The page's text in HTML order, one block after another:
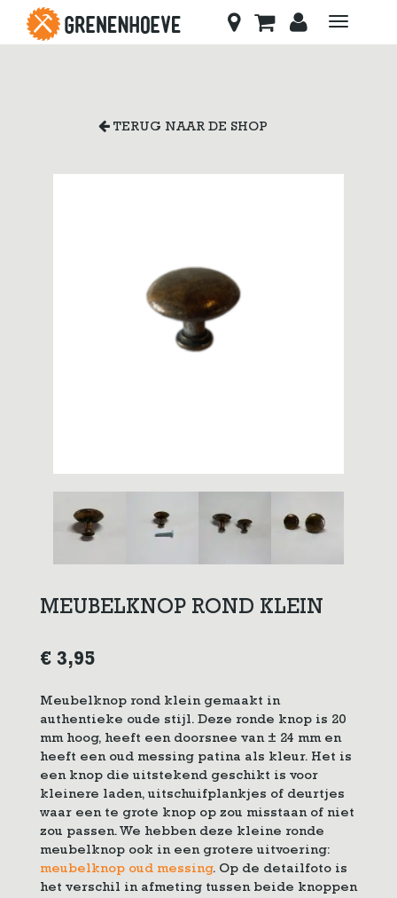
Toggle
TERUG NAAR DE SHOP
MEUBELKNOP ROND KLEIN
€ 3,95
Meubelknop rond klein gemaakt in
authentieke oude stijl. Deze ronde knop is 20
mm hoog, heeft een doorsnee van ± 24 mm en
heeft een oud messing patina als kleur. Het is
een knop die uitstekend geschikt is voor
kleinere laden, uitschuifplankjes of deurtjes
waar een te grote knop op zou misstaan of niet
zou passen. We hebben deze kleine ronde
meubelknop ook in een grotere uitvoering:
meubelknop oud messing. Op de detailfoto is
het verschil in afmeting tussen beide knoppen